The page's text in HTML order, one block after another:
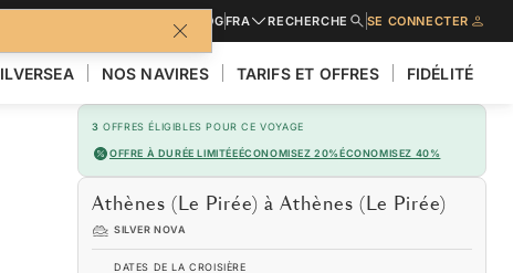
BLOGFRA RECHERCHE SE CONNECTER
NOS NAVIRES TARIFS ET OFFRES FIDÉLITÉ
3 OFFRES ÉLIGIBLES POUR CE VOYAGE
OFFRE À DURÉE LIMITÉEÉCONOMISEZ 20%ÉCONOMISEZ 40%
Athènes (Le Pirée) à Athènes (Le Pirée)
SILVER NOVA
DATES DE LA CROISIÈRE